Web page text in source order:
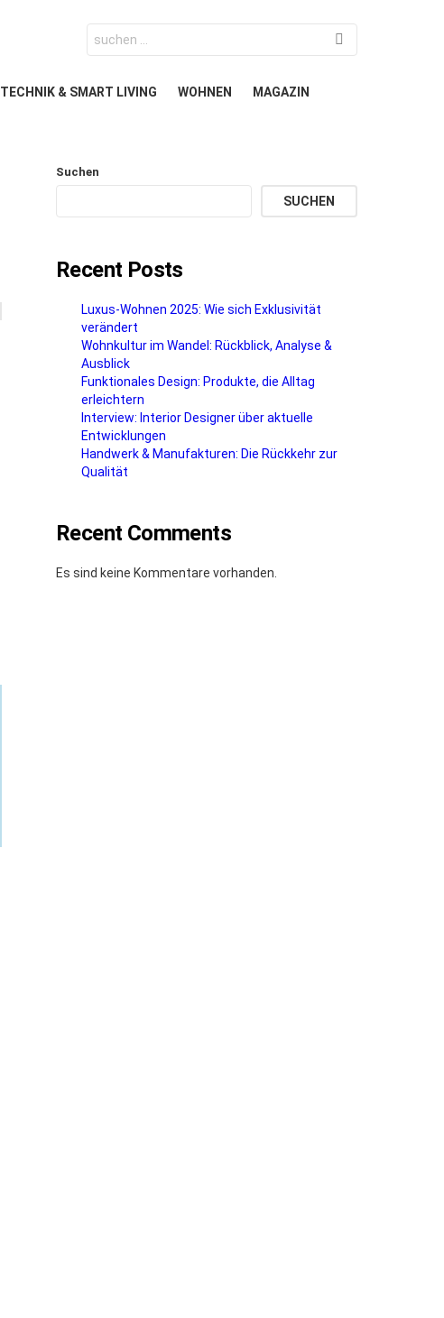
for:
TECHNIK & SMART LIVING WOHNEN MAGAZIN
Suchen
SUCHEN
Recent Posts
Luxus-Wohnen 2025: Wie sich Exklusivität
verändert
Wohnkultur im Wandel: Rückblick, Analyse &
Ausblick
Funktionales Design: Produkte, die Alltag
erleichtern
Interview: Interior Designer über aktuelle
Entwicklungen
Handwerk & Manufakturen: Die Rückkehr zur
Qualität
Recent Comments
Es sind keine Kommentare vorhanden.